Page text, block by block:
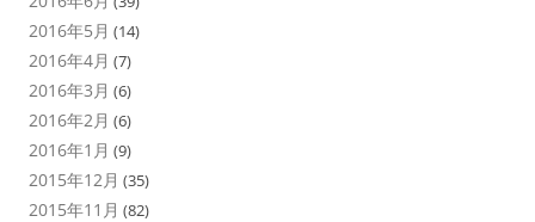
2016年5月 (14)
2016年4月 (7)
2016年3月 (6)
2016年2月 (6)
2016年1月 (9)
2015年12月 (35)
2015年11月 (82)